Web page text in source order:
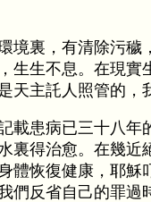
境裏，有清除污穢
生生不息。在現實
天主託人照管的，
載患病已三十八年
裏得治愈。在幾近
體恢復健康，耶穌
們反省自己的罪過